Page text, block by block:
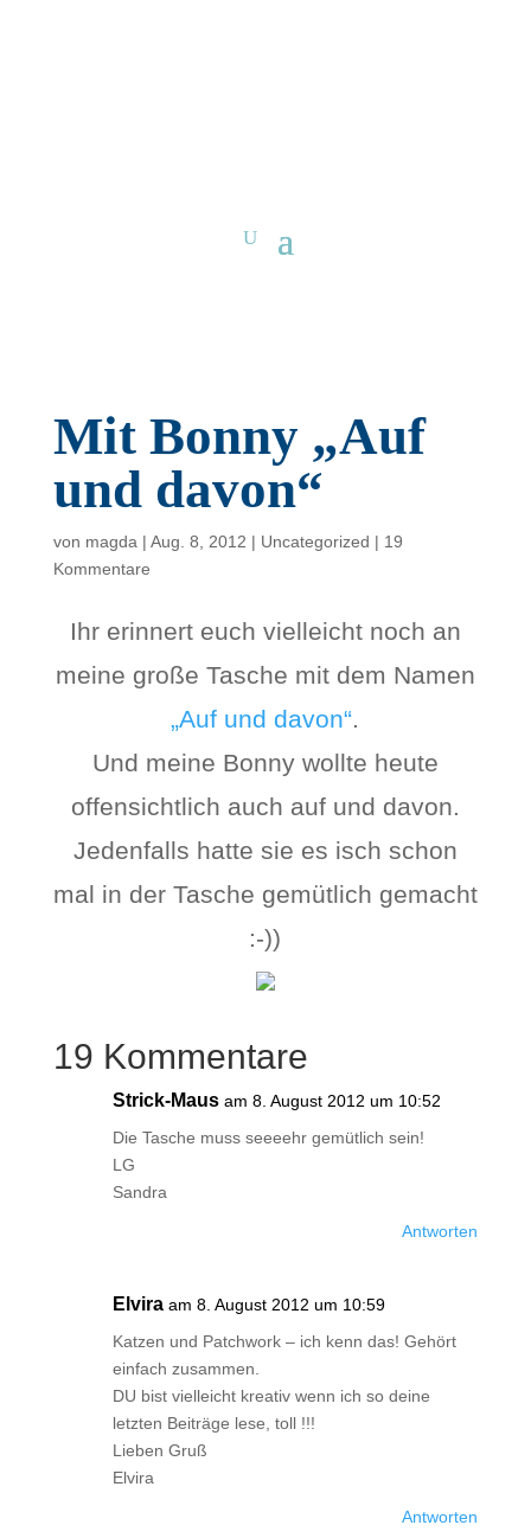
Mit Bonny „Auf
und davon“
von magda | Aug. 8, 2012 | Uncategorized | 19
Kommentare
Ihr erinnert euch vielleicht noch an
meine große Tasche mit dem Namen
„Auf und davon“.
Und meine Bonny wollte heute
offensichtlich auch auf und davon.
Jedenfalls hatte sie es isch schon
mal in der Tasche gemütlich gemacht
:-))
19 Kommentare
Strick-Maus am 8. August 2012 um 10:52
Die Tasche muss seeeehr gemütlich sein!
LG
Sandra
Antworten
Elvira am 8. August 2012 um 10:59
Katzen und Patchwork – ich kenn das! Gehört
einfach zusammen.
DU bist vielleicht kreativ wenn ich so deine
letzten Beiträge lese, toll !!!
Lieben Gruß
Elvira
Antworten